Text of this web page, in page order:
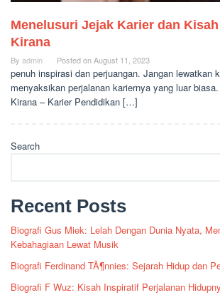
Menelusuri Jejak Karier dan
Kirana
By admin Posted onAugust 11, 2023
penuh inspirasi dan perjuangan. Jangan lewatkan
menyaksikan perjalanan kariernya yang luar
Kirana – Karier Pendidikan […]
Search
Recent Posts
Biografi Gus Miek: Lelah Dengan Dunia Nyata,
Kebahagiaan Lewat Musik
Biografi Ferdinand TÃ¶nnies: Sejarah Hidup dan
Biografi F Wuz: Kisah Inspiratif Perjalanan